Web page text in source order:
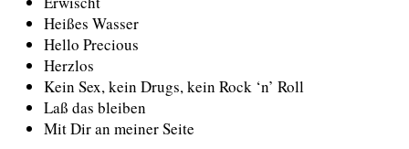
Heißes Wasser
Hello Precious
Herzlos
Kein Sex, kein Drugs, kein Rock ‘n’ Roll
Laß das bleiben
Mit Dir an meiner Seite